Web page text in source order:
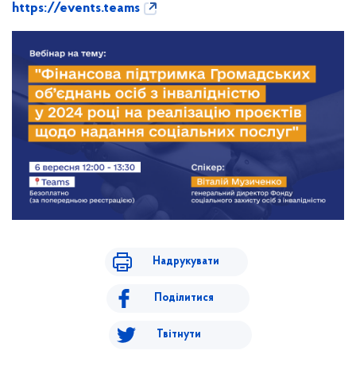
https://events.teams
Надрукувати
Поділитися
Твітнути